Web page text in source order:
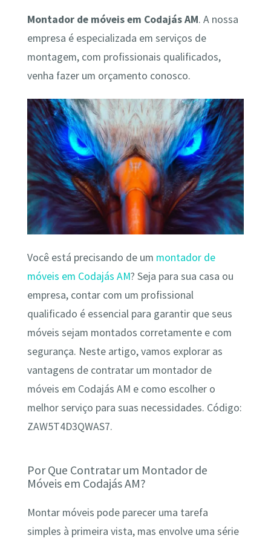
Montador de móveis em Codajás AM. A nossa
empresa é especializada em serviços de
montagem, com profissionais qualificados,
venha fazer um orçamento conosco.
Você está precisando de um montador de
móveis em Codajás AM? Seja para sua casa ou
empresa, contar com um profissional
qualificado é essencial para garantir que seus
móveis sejam montados corretamente e com
segurança. Neste artigo, vamos explorar as
vantagens de contratar um montador de
móveis em Codajás AM e como escolher o
melhor serviço para suas necessidades. Código:
ZAW5T4D3QWAS7.
Por Que Contratar um Montador de
Móveis em Codajás AM?
Montar móveis pode parecer uma tarefa
simples à primeira vista, mas envolve uma série